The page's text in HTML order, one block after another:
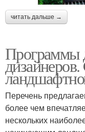
читать дальше →
Программы
Перечень
более чем
нескольких